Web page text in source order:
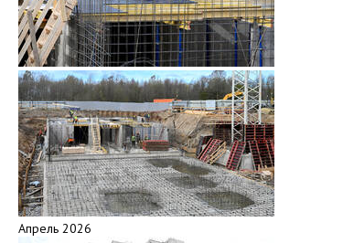
Апрель 2026